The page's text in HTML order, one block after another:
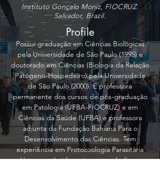
Instituto Gonçalo Moniz, FIOCRUZ.
Salvador, Brazil.
Profile
Possui graduação em Ciências Biológicas
pela Universidade de São Paulo (1995) e
doutorado em Ciências (Biologia da Relação
Patógeno-Hospedeiro) pela Universidade
de São Paulo (2000). É professora
permanente dos cursos de pós-graduação
em Patologia (UFBA-FIOCRUZ) e em
Ciências da Saúde (UFBA) e professora
adjunta da Fundação Bahiana Para o
Desenvolvimento das Ciências. Tem
experiência em Protozoologia Parasitária
Humana e Leishmaniose e se dedica a